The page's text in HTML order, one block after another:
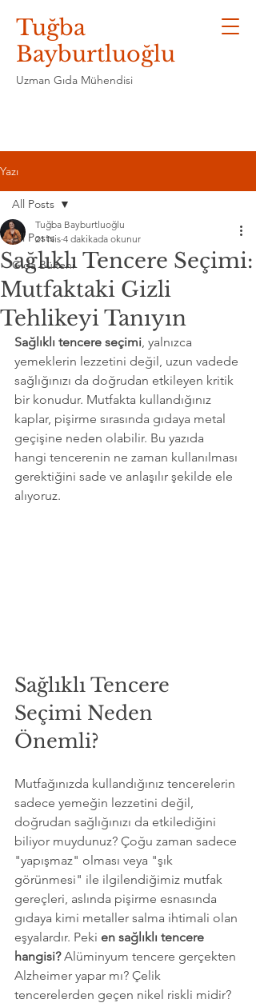
Tuğba
Bayburtluoğlu
Uzman Gıda Mühendisi
Yazı
All Posts
Gıda Bülteni
All Posts
Sağlıklı Tencere Seçimi:
Mutfaktaki Gizli
Tehlikeyi Tanıyın
Tuğba Bayburtluoğlu
21 Nis 4 dakikada okunur
Sağlıklı tencere seçimi, yalnızca
yemeklerin lezzetini değil, uzun vadede
sağlığınızı da doğrudan etkileyen kritik
bir konudur. Mutfakta kullandığınız
kaplar, pişirme sırasında gıdaya metal
geçişine neden olabilir. Bu yazıda
hangi tencerenin ne zaman kullanılması
gerektiğini sade ve anlaşılır şekilde ele
alıyoruz.
Sağlıklı Tencere
Seçimi Neden
Önemli?
Mutfağınızda kullandığınız tencerelerin
sadece yemeğin lezzetini değil,
doğrudan sağlığınızı da etkilediğini
biliyor muydunuz? Çoğu zaman sadece
"yapışmaz" olması veya "şık
görünmesi" ile ilgilendiğimiz mutfak
gereçleri, aslında pişirme esnasında
gıdaya kimi metaller salma ihtimali olan
eşyalardır. Peki en sağlıklı tencere
hangisi? Alüminyum tencere gerçekten
Alzheimer yapar mı? Çelik
tencerelerden geçen nikel riskli midir?